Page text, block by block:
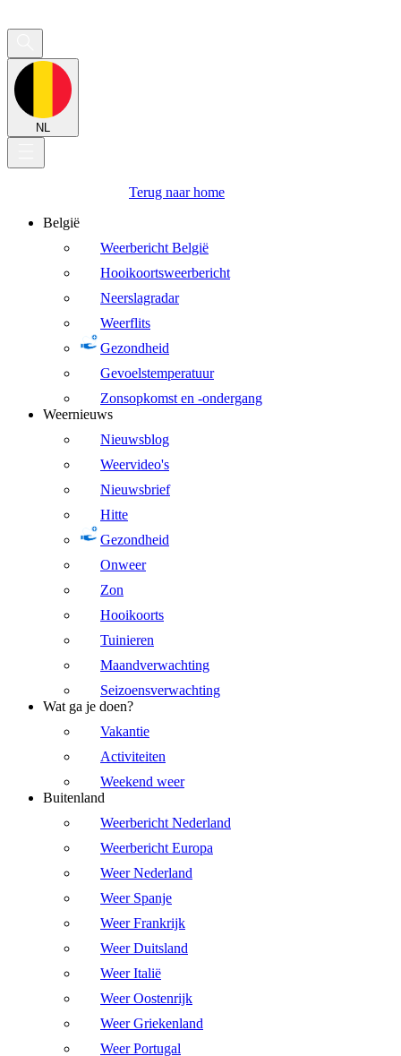
NL
Terug naar home
België
Weerbericht België
Hooikoortsweerbericht
Neerslagradar
Weerflits
Gezondheid
Gevoelstemperatuur
Zonsopkomst en -ondergang
Weernieuws
Nieuwsblog
Weervideo's
Nieuwsbrief
Hitte
Gezondheid
Onweer
Zon
Hooikoorts
Tuinieren
Maandverwachting
Seizoensverwachting
Wat ga je doen?
Vakantie
Activiteiten
Weekend weer
Buitenland
Weerbericht Nederland
Weerbericht Europa
Weer Nederland
Weer Spanje
Weer Frankrijk
Weer Duitsland
Weer Italië
Weer Oostenrijk
Weer Griekenland
Weer Portugal